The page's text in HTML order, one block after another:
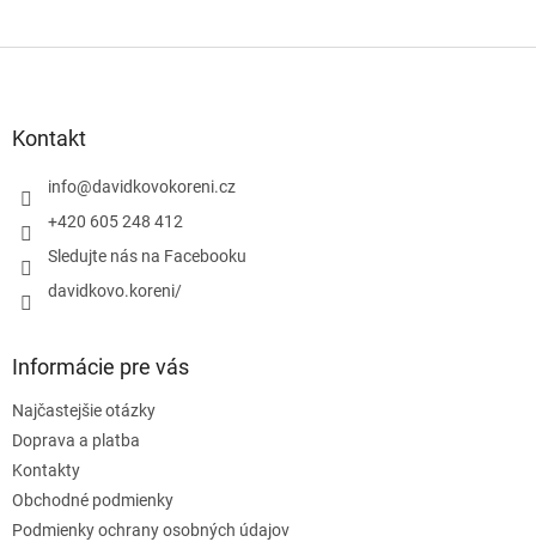
Kontakt
info@davidkovokoreni.cz
+420 605 248 412
Sledujte nás na Facebooku
davidkovo.koreni/
Informácie pre vás
Najčastejšie otázky
Doprava a platba
Kontakty
Obchodné podmienky
Podmienky ochrany osobných údajov